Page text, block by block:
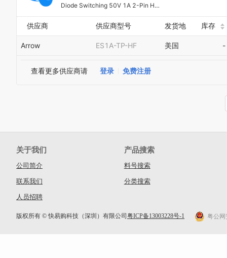
Diode Switching 50V 1A 2-Pin HSMA T/R
供应商 供应商型号 发货地 库存
Arrow ES1A-TP-HF 美国 -
查看更多供应商请 登录 免费注册
关于我们
公司简介
联系我们
人员招聘
产品搜索
料号搜索
分类搜索
版权所有 © 快易购科技（深圳）有限公司 粤ICP备13003228号-1 粤公网